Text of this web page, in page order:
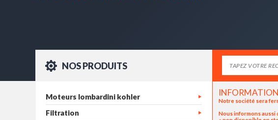
NOS PRODUITS
Moteurs lombardini kohler
Filtration
INFORMATION
Notre société sera
Nous informons aussi